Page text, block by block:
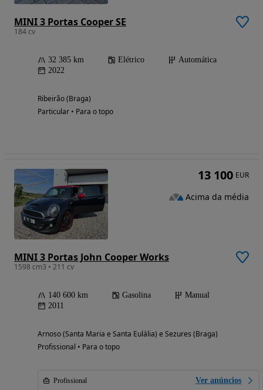
MINI 3 Portas Cooper SE
184 cv
32 385 km Elétrico
Automática
2022
Ribeirão (Braga)
Particular • Para o topo
MINI 3 Portas John Cooper Works
1598 cm3 • 211 cv
140 600 km Gasolina
Manual
2011
Arnoso (Santa Maria e Santa Eulália) e Sezures (Braga)
Profissional • Para o topo
Profissional Ver anúncios
13 100 EUR
Acima da média